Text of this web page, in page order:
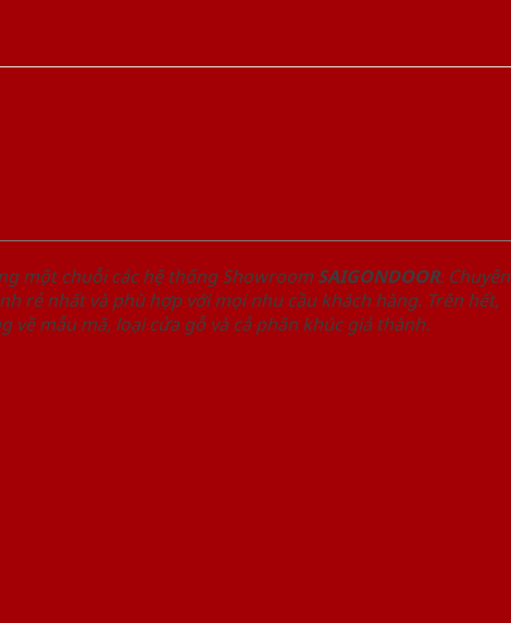
một chuỗi các hệ thống Showroom SAIGONDOOR. Chuyên
rẻ nhất và phù hợp với mọi nhu cầu khách hàng. Trên hết,
về mẫu mã, loại cửa gỗ và cả phân khúc giá thành.